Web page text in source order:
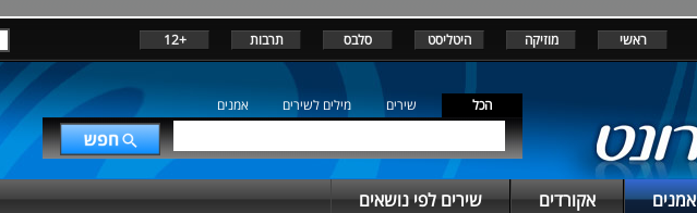
ראשי מוזיקה היטליסט סלבס תרבות +12
הכל שירים מילים לשירים אמנים
אמנים אקורדים שירים לפי נושאים